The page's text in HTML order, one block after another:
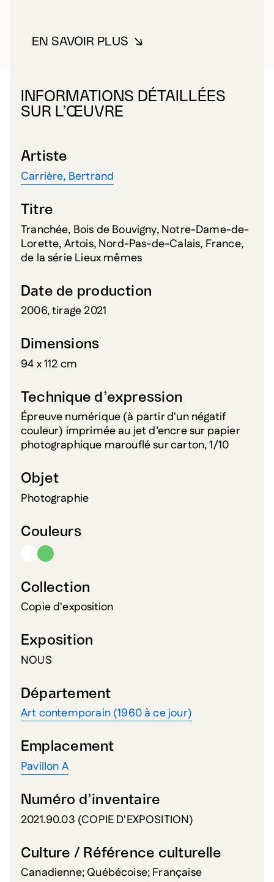
EN SAVOIR PLUSÀ PROPOS DE CARRIÈRE,
INFORMATIONS DÉTAILLÉES
SUR L’ŒUVRE
Artiste
Carrière, Bertrand
Titre
Tranchée, Bois de Bouvigny, Notre-Dame-de-
Lorette, Artois, Nord-Pas-de-Calais, France,
de la série Lieux mêmes
Date de production
2006, tirage 2021
Dimensions
94 x 112 cm
Technique d’expression
Épreuve numérique (à partir d'un négatif
couleur) imprimée au jet d’encre sur papier
photographique marouflé sur carton, 1/10
Objet
Photographie
Couleurs
Collection
Copie d'exposition
Exposition
NOUS
Département
Art contemporain (1960 à ce jour)
Emplacement
Pavillon A
Numéro d’inventaire
2021.90.03 (COPIE D'EXPOSITION)
Culture / Référence culturelle
Canadienne; Québécoise; Française